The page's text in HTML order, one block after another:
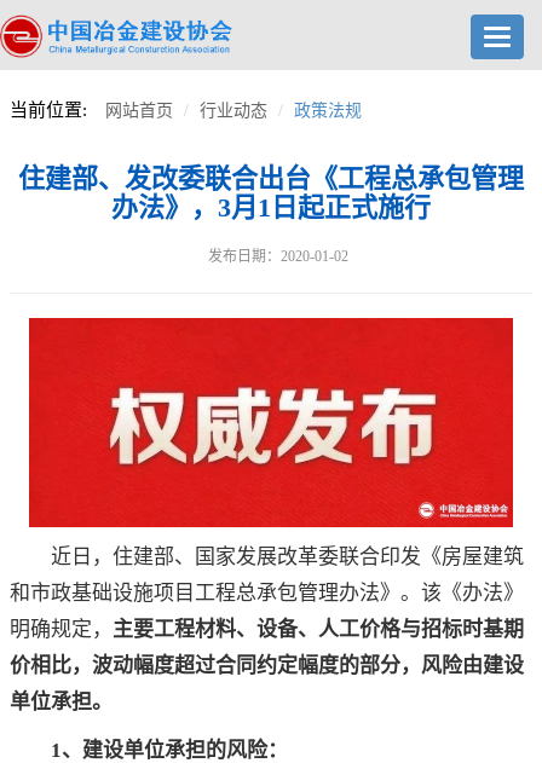
当前位置: 网站首页 行业动态 政策法规
住建部、发改委联合出台《工程总承包管理
办法》，3月1日起正式施行
发布日期：2020-01-02
近日，住建部、国家发展改革委联合印发《房屋建筑
和市政基础设施项目工程总承包管理办法》。该《办法》
明确规定， 主要工程材料、设备、人工价格与招标时基期
价相比，波动幅度超过合同约定幅度的部分，风险由建设
单位承担。
1、建设单位承担的风险：